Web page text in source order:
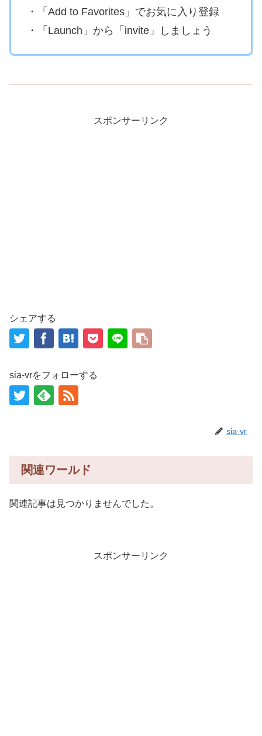
・「Add to Favorites」でお気に入り登録
・「Launch」から「invite」しましょう
スポンサーリンク
シェアする
sia-vrをフォローする
sia-vr
関連ワールド
関連記事は見つかりませんでした。
スポンサーリンク